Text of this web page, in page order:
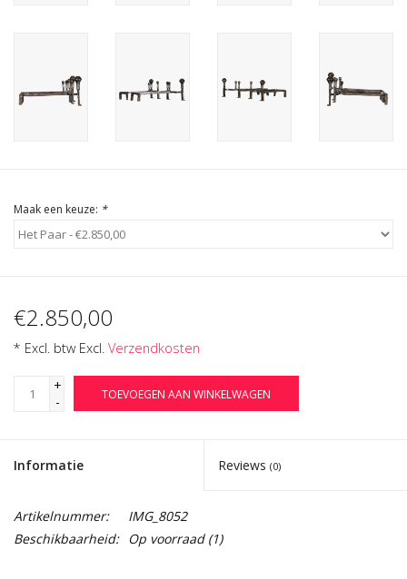
Maak een keuze: *
€2.850,00
* Excl. btw Excl. Verzendkosten
+
-
TOEVOEGEN AAN WINKELWAGEN
Informatie Reviews (0)
Artikelnummer:
IMG_8052
Beschikbaarheid: Op voorraad(1)